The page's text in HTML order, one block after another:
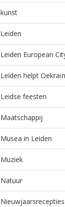
kunst
Leiden
Leiden European
Leiden helpt
Leidse feesten
Maatschappij
Musea in Leiden
Muziek
Natuur
Nieuwjaarsrecepties